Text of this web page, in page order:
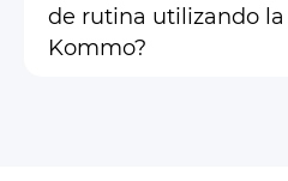
de rutina utilizando
Kommo?